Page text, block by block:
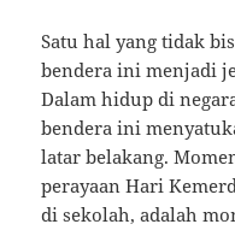
Satu hal yang tidak
bendera ini menjadi
Dalam hidup di
bendera ini
latar belakang.
perayaan Hari
di sekolah, adalah